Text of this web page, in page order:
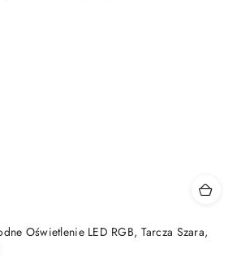
Oświetlenie LED RGB, Tarcza Szara,